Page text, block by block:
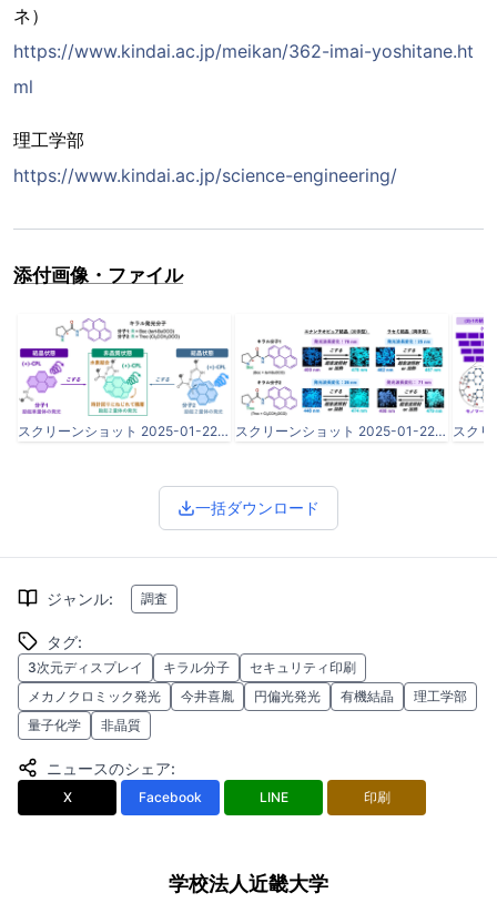
ネ）
https://www.kindai.ac.jp/meikan/362-imai-yoshitane.ht
ml
理工学部
https://www.kindai.ac.jp/science-engineering/
添付画像・ファイル
スクリーンショット 2025-01-22 092630.png スクリーンショット 2025-01-22 092755.png
一括ダウンロード
ジャンル: 調査
タグ:
3次元ディスプレイ キラル分子
セキュリティ印刷
メカノクロミック発光
今井喜胤 円偏光発光 有機結晶
理工学部
量子化学
非晶質
ニュースのシェア:
X Facebook LINE 印刷
学校法人近畿大学